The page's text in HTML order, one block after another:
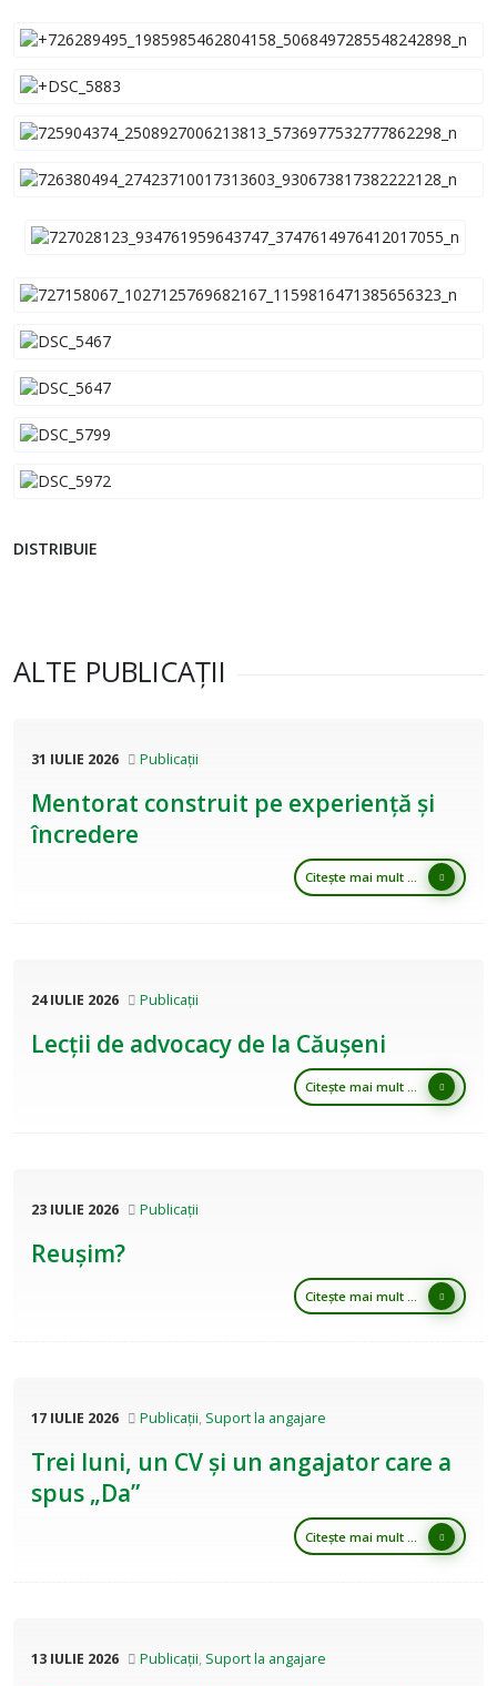
DISTRIBUIE
ALTE PUBLICAȚII
31 IULIE 2026 Publicații
Mentorat construit pe experiență și
încredere
Citește mai mult ...
24 IULIE 2026 Publicații
Lecții de advocacy de la Căușeni
Citește mai mult ...
23 IULIE 2026 Publicații
Reușim?
Citește mai mult ...
17 IULIE 2026 Publicații, Suport la angajare
Trei luni, un CV și un angajator care a
spus „Da”
Citește mai mult ...
13 IULIE 2026 Publicații, Suport la angajare